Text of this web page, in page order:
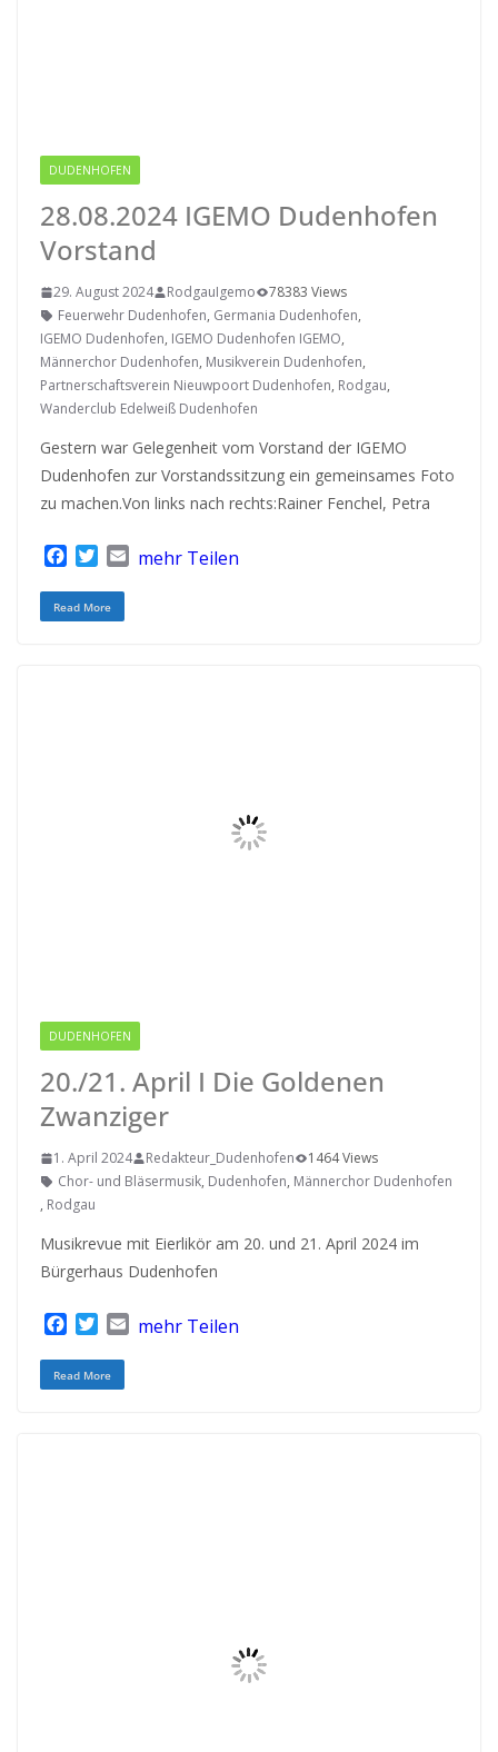
DUDENHOFEN
28.08.2024 IGEMO Dudenhofen
Vorstand
29. August 2024 RodgauIgemo
78383 Views
Feuerwehr Dudenhofen, Germania Dudenhofen,
IGEMO Dudenhofen, IGEMO Dudenhofen IGEMO,
Männerchor Dudenhofen, Musikverein Dudenhofen,
Partnerschaftsverein Nieuwpoort Dudenhofen, Rodgau,
Wanderclub Edelweiß Dudenhofen
Gestern war Gelegenheit vom Vorstand der IGEMO
Dudenhofen zur Vorstandssitzung ein gemeinsames Foto
zu machen.Von links nach rechts:Rainer Fenchel, Petra
c
e
i
t
mehr Teilen
Read More
DUDENHOFEN
20./21. April I Die Goldenen
Zwanziger
1. April 2024 Redakteur_Dudenhofen
1464 Views
Chor- und Bläsermusik, Dudenhofen, Männerchor Dudenhofen
, Rodgau
Musikrevue mit Eierlikör am 20. und 21. April 2024 im
Bürgerhaus Dudenhofen
c
e
i
t
mehr Teilen
Read More